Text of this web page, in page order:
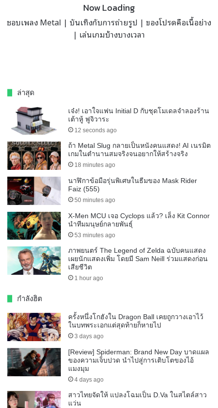
Now Loading
ชอบเพลง Metal | บันเทิงกับการถ่ายรูป | ของโปรดคือเนื้อย่าง
| เล่นเกมบ้างบางเวลา
ล่าสุด
เจ๋ง! เอาใจแฟน Initial D กับชุดโมเดลจำลองร้าน
เต้าหู้ ฟูจิวาระ
12 seconds ago
ถ้า Metal Slug กลายเป็นหนังคนแสดง! AI เนรมิต
เกมในตำนานสมจริงจนอยากให้สร้างจริง
18 minutes ago
นาฬิกาข้อมือรุ่นพิเศษในธีมของ Mask Rider
Faiz (555)
50 minutes ago
X-Men MCU เจอ Cyclops แล้ว? เล็ง Kit Connor
นำทีมมนุษย์กลายพันธุ์
53 minutes ago
ภาพยนตร์ The Legend of Zelda ฉบับคนแสดง
เผยนักแสดงเพิ่ม โดยมี Sam Neill ร่วมแสดงก่อน
เสียชีวิต
1 hour ago
กำลังฮิต
ครั้งหนึ่งโกฮังใน Dragon Ball เคยถูกวางเอาไว้
ในบทพระเอกแต่สุดท้ายก็หายไป
3 days ago
[Review] Spiderman: Brand New Day บาดแผล
ของความเจ็บปวด นำไปสู่การเติบโตของไอ้
แมงมุม
4 days ago
สาวไทยจัดให้ แปลงโฉมเป็น D.Va ในสไตล์สาว
แว่น